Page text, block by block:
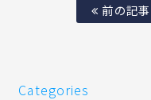
前の記事
Categories